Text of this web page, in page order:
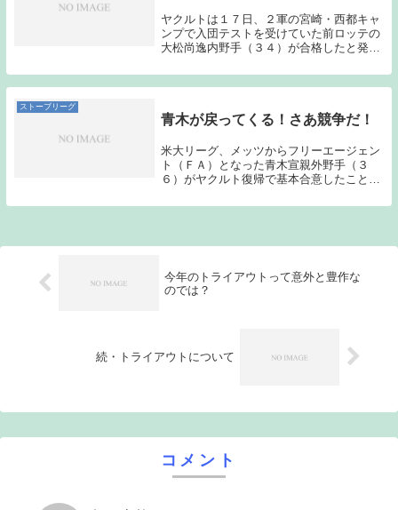
ヤクルトは１７日、２軍の宮崎・西都キャ
ンプで入団テストを受けていた前ロッテの
大松尚逸内野手（３４）が合格したと発表
も２軍キャンプに帯同し、練習を続ける。
（サンケイスポーツ引用）過去記事はこち
ストーブリーグ
青木が戻ってくる！さあ競争だ！
米大リーグ、メッツからフリーエージェン
ト（ＦＡ）となった青木宣親外野手（３
６）がヤクルト復帰で基本合意したことが
億円とみられる大型契約に加え、入団時に
今年のトライアウトって意外と豊作な
のでは？
続・トライアウトについて
コメント